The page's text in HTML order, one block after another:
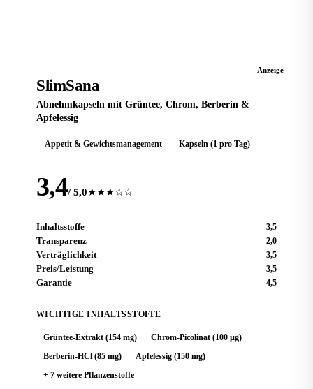
Anzeige
SlimSana
Abnehmkapseln mit Grüntee, Chrom, Berberin &
Apfelessig
Appetit & Gewichtsmanagement Kapseln (1 pro Tag)
3,4/ 5,0★★★☆☆
Inhaltsstoffe 3,5
Transparenz 2,0
Verträglichkeit 3,5
Preis/Leistung 3,5
Garantie 4,5
WICHTIGE INHALTSSTOFFE
Grüntee-Extrakt (154 mg)
Chrom-Picolinat (100 µg)
Berberin-HCl (85 mg)
Apfelessig (150 mg)
+ 7 weitere Pflanzenstoffe